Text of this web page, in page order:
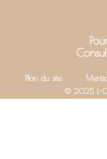
Plan du site
© 2025 L-O